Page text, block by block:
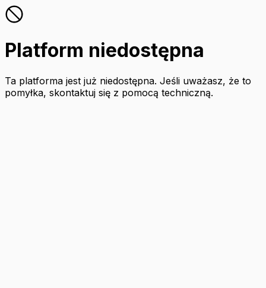
Platform niedostępna
Ta platforma jest już niedostępna. Jeśli uważasz, że to
pomyłka, skontaktuj się z pomocą techniczną.